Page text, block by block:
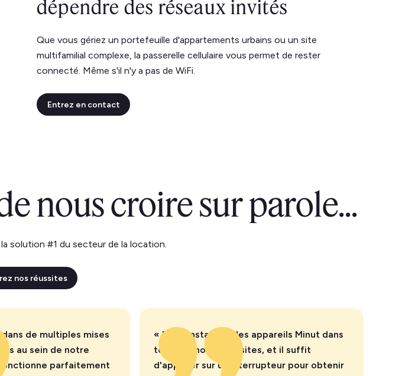
dépendre des réseaux invités
Que vous gériez un portefeuille d'appartements urbains ou un site
multifamilial complexe, la passerelle cellulaire vous permet de rester
connecté. Même s'il n'y a pas de WiFi.
Entrez en contact
nous croire sur parole...
solution #1 du secteur de la location.
nos réussites
de multiples mises
au sein de notre
parfaitement
« Nous installons des appareils Minut dans
tous nos nouveaux sites, et il suffit
d'appuyer sur un interrupteur pour obtenir